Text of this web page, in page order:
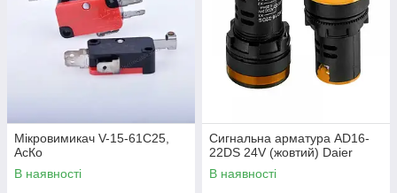
Мікровимикач V-15-61C25,
АсКо
В наявності
Сигнальна арматура AD16-
22DS 24V (жовтий) Daier
В наявності